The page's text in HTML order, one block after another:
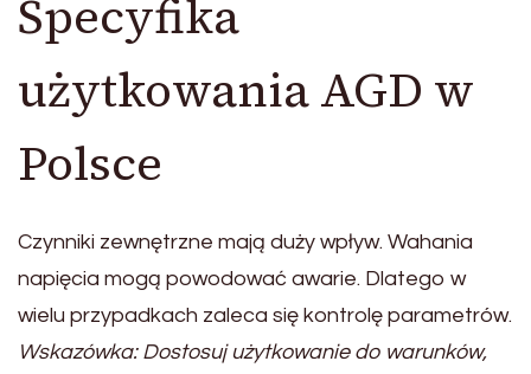
Specyfika
użytkowania AGD w
Polsce
Czynniki zewnętrzne mają duży wpływ. Wahania
napięcia mogą powodować awarie. Dlatego w
wielu przypadkach zaleca się kontrolę parametrów.
Wskazówka: Dostosuj użytkowanie do warunków,